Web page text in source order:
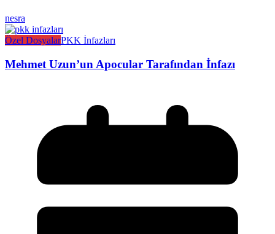
nesra
Özel DosyalarPKK İnfazları
Mehmet Uzun’un Apocular Tarafından İnfazı